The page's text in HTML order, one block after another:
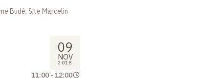
Budé, Site Marcelin
09
NOV
2018
11:00 - 12:00